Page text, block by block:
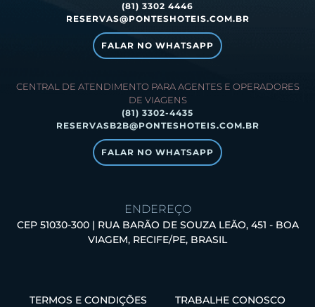
(81) 3302 4446
RESERVAS@PONTESHOTEIS.COM.BR
FALAR NO WHATSAPP
CENTRAL DE ATENDIMENTO PARA AGENTES E OPERADORES
DE VIAGENS
(81) 3302-4435
RESERVASB2B@PONTESHOTEIS.COM.BR
FALAR NO WHATSAPP
ENDEREÇO
CEP 51030-300 | RUA BARÃO DE SOUZA LEÃO, 451 - BOA
VIAGEM, RECIFE/PE, BRASIL
TERMOS E CONDIÇÕES TRABALHE CONOSCO